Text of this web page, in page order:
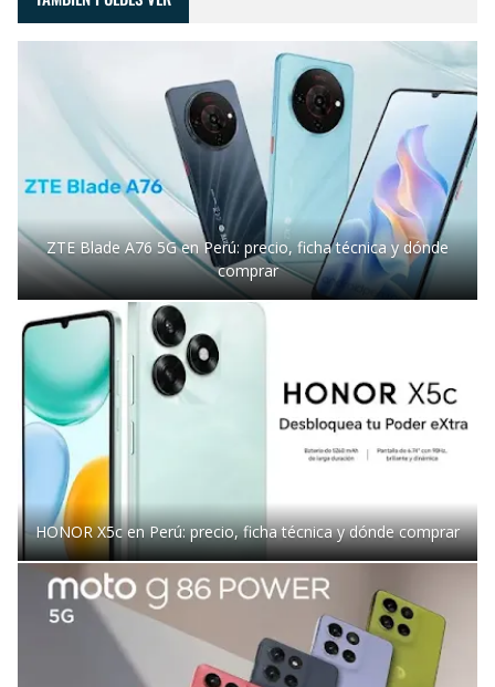
ZTE Blade A76 5G en Perú: precio, ficha técnica y dónde
comprar
HONOR X5c en Perú: precio, ficha técnica y dónde comprar